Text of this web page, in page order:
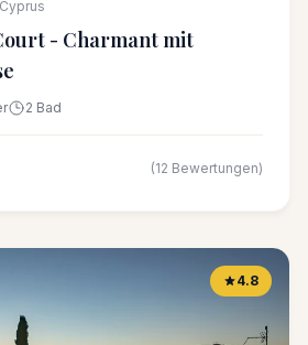
- Charmant mit
2 Bad
(12 Bewertungen)
4.8